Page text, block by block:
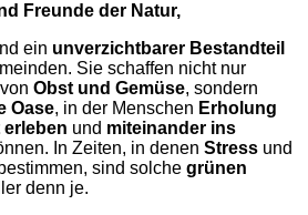
Freunde der Natur,
ein unverzichtbarer Bestandteil
Sie schaffen nicht nur
von Obst und Gemüse, sondern
Oase, in der Menschen Erholung
und miteinander ins
In Zeiten, in denen Stressund
sind solche grünen
denn je.